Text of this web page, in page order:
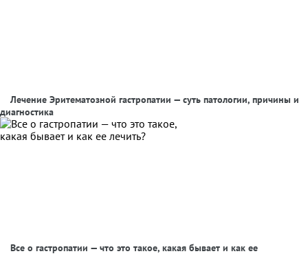
Лечение Эритематозной гастропатии — суть патологии, причины и
диагностика
Все о гастропатии — что это такое, какая бывает и как ее